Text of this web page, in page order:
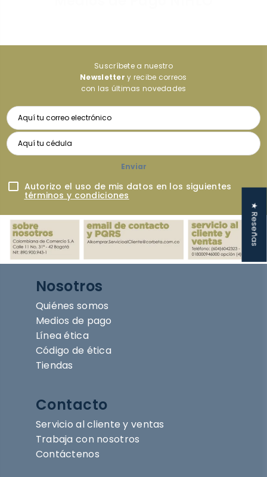
Suscríbete a nuestro
Newsletter y recibe correos
con las últimas novedades
Enviar
Autorizo el uso de mis datos en los siguientes
términos y condiciones
Nosotros
Quiénes somos
Medios de pago
Línea ética
Código de ética
Tiendas
Contacto
Servicio al cliente y ventas
Trabaja con nosotros
Contáctenos
★ Reseñas